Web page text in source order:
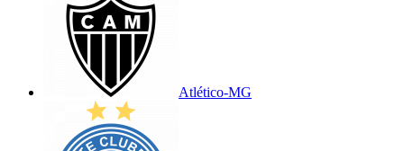
Atlético-MG